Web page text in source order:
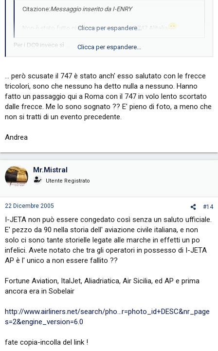
Citazione:Messaggio inserito da I-ENRY
Non è stato fatto niente nemmeno per i B747 Alitalia
Clicca per espandere...
Per i DC9 invece sì ...
In Italia non c'è la capacità di fare manifestazioni che coinvolgano il
pubblico, al max. si fanno una bella cena notabli, politici e
sindacalisti ...
Clicca per espandere...
... però scusate il 747 è stato anch' esso salutato con le frecce
tricolori, sono che nessuno ha detto nulla a nessuno. Hanno
fatto un passaggio qui a Roma con il 747 in volo lento scortato
dalle frecce. Me lo sono sognato ?? E' pieno di foto, a meno che
non si tratti di un evento precedente.
Andrea
Mr.Mistral
Utente Registrato
22 Dicembre 2005 #14
I-JETA non può essere congedato così senza un saluto ufficiale.
E' pezzo da 90 nella storia dell' aviazione civile italiana, e non
solo ci sono tante storielle legate alle marche in effetti un po
infelici. Avete notato che tra gli operatori in possesso di I-JETA
AP è l' unico a non essere fallito ??
Fortune Aviation, ItalJet, Aliadriatica, Air Sicilia, ed AP e prima
ancora era in Sobelair
http://www.airliners.net/search/pho...r=photo_id+DESC&nr_page
s=2&engine_version=6.0
fate copia-incolla del link !